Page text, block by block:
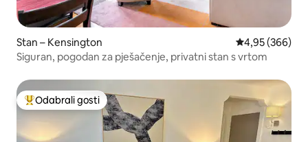
Stan – Kensington Prosječna
4,95 (366)
Siguran, pogodan za pješačenje, privatni stan s vrtom
Među najviše rangiranima s oznakom „Odabrali gosti”
Odabrali gosti